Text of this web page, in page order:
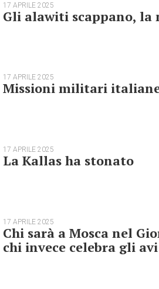
17 APRILE 2025
Gli alawiti scappano, la
17 APRILE 2025
Missioni militari italiane
17 APRILE 2025
La Kallas ha stonato
17 APRILE 2025
Chi sarà a Mosca nel
chi invece celebra gli